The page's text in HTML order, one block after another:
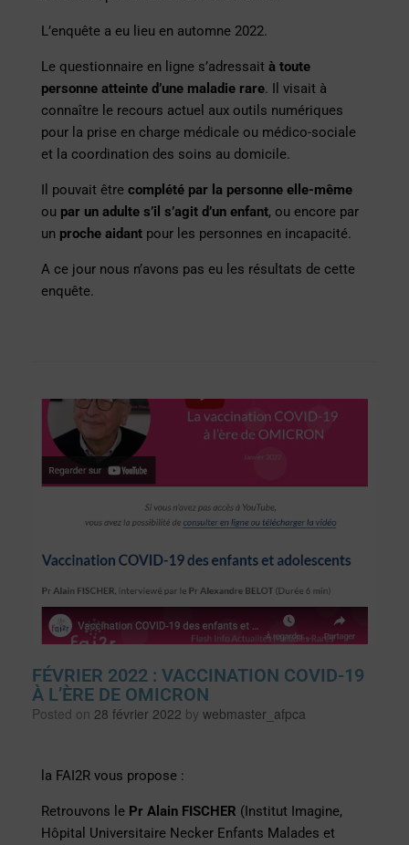
L’enquête a eu lieu en automne 2022.
Le questionnaire en ligne s’adressait à toute
personne atteinte d’une maladie rare. Il visait à
connaître le recours actuel aux outils numériques
pour la prise en charge médicale ou médico-sociale
et la coordination des soins au domicile.
Il pouvait être complété par la personne elle-même
ou par un adulte s’il s’agit d’un enfant, ou encore par
un proche aidant pour les personnes en incapacité.
A ce jour nous n’avons pas eu les résultats de cette
enquête.
FÉVRIER 2022 : VACCINATION COVID-19
À L’ÈRE DE OMICRON
Posted on 28 février 2022 by webmaster_afpca
la FAI2R vous propose :
Retrouvons le Pr Alain FISCHER (Institut Imagine,
Hôpital Universitaire Necker Enfants Malades et